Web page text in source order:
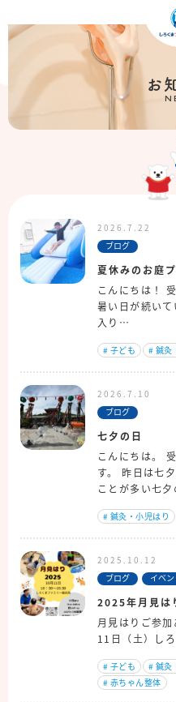
お
2026.7.22
ブログ
夏休みのお庭
こんにちは！
暑い日が続い
入り…
# 子ども # 鍼灸
2026.7.10
ブログ
七夕の日
こんにちは。
す。 昨日は七
ことが多い七
# 鍼灸・小児はり
2025.10.12
ブログ
イベン
2025年月見は
月見はりご参
11日（土）し
# 子ども # 鍼灸
# 赤ちゃん整体